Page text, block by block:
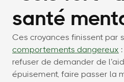
santé
Ces croyances finissent par
comportements dangereux :
refuser de demander de
épuisement, faire passer la